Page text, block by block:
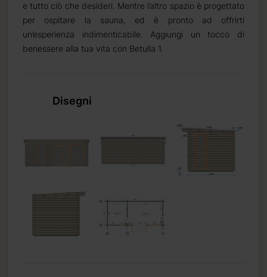
e tutto ciò che desideri. Mentre l’altro spazio è progettato
per ospitare la sauna, ed è pronto ad offrirti
un’esperienza indimenticabile. Aggiungi un tocco di
benessere alla tua vita con Betulla 1.
Disegni